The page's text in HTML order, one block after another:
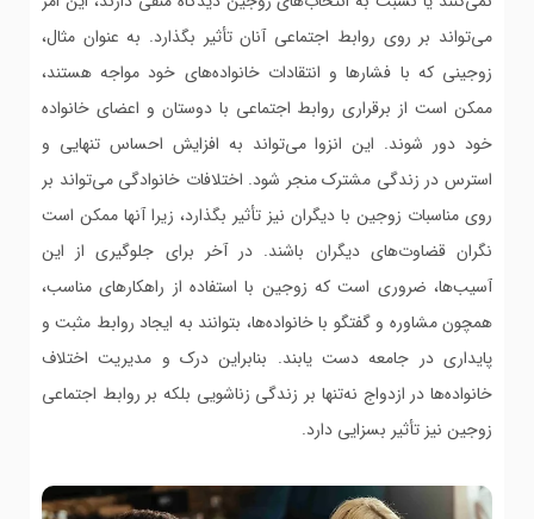
می‌تواند بر روی روابط اجتماعی آنان تأثیر بگذارد. به عنوان مثال،
زوجینی که با فشارها و انتقادات خانواده‌های خود مواجه هستند،
ممکن است از برقراری روابط اجتماعی با دوستان و اعضای خانواده
خود دور شوند. این انزوا می‌تواند به افزایش احساس تنهایی و
استرس در زندگی مشترک منجر شود. اختلافات خانوادگی می‌تواند بر
روی مناسبات زوجین با دیگران نیز تأثیر بگذارد، زیرا آنها ممکن است
نگران قضاوت‌های دیگران باشند. در آخر برای جلوگیری از این
آسیب‌ها، ضروری است که زوجین با استفاده از راهکارهای مناسب،
همچون مشاوره و گفتگو با خانواده‌ها، بتوانند به ایجاد روابط مثبت و
پایداری در جامعه دست یابند. بنابراین درک و مدیریت اختلاف
خانواده‌ها در ازدواج نه‌تنها بر زندگی زناشویی بلکه بر روابط اجتماعی
زوجین نیز تأثیر بسزایی دارد.